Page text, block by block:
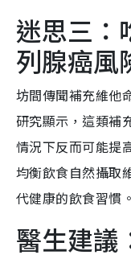
迷思三：
列腺癌風
坊間傳聞補充維他
研究顯示，這類補
情況下反而可能提
均衡飲食自然攝取
代健康的飲食習慣。
醫生建議